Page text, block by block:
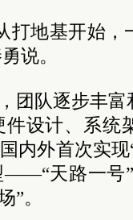
打地基开始
说。
团队逐步丰
设计、系统
内外首次实
天路一号
”。